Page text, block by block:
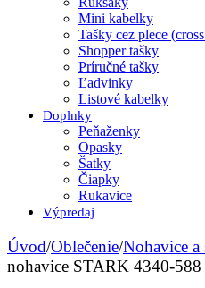
Mini kabelky
Tašky cez plece
Shopper tašky
Príručné tašky
Ľadvinky
Listové kabelky
Doplnky
Peňaženky
Opasky
Šatky
Čiapky
Rukavice
Výpredaj
Úvod/Oblečenie/Nohavice a
nohavice STARK 4340-588